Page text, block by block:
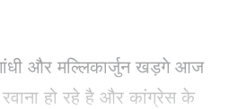
और मल्लिकार्जुन खड़गे आज
रवाना हो रहे है और कांग्रेस के